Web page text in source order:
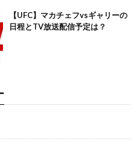
【UFC】マカチェフvsギャリーの
日程とTV放送配信予定は？